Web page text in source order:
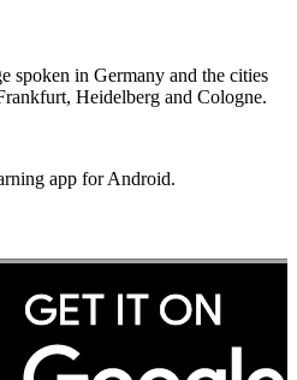
spoken in Germany and the cities
Heidelberg and Cologne.
app for Android.